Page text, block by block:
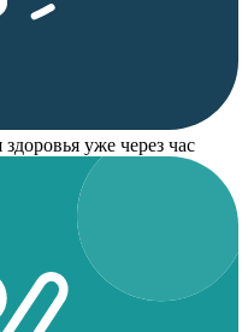
уже через час